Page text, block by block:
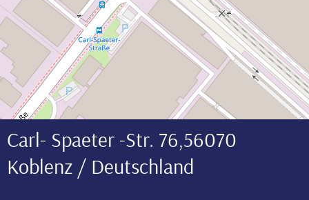
Carl- Spaeter -Str. 76,56070
Koblenz / Deutschland